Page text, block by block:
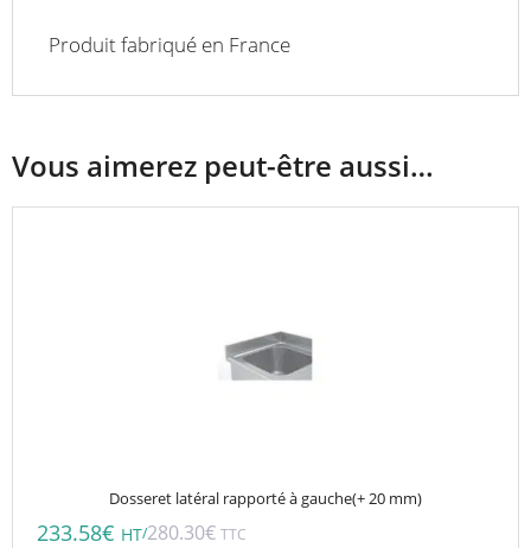
Produit fabriqué en France
Vous aimerez peut-être aussi…
Dosseret latéral rapporté à gauche(+ 20 mm)
233.58€ HT/280.30€ TTC